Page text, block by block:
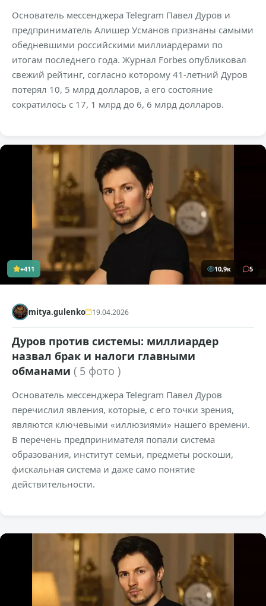
Основатель мессенджера Telegram Павел Дуров и
предприниматель Алишер Усманов признаны самыми
обедневшими российскими миллиардерами по
итогам последнего года. Журнал Forbes опубликовал
свежий рейтинг, согласно которому 41-летний Дуров
потерял 10, 5 млрд долларов, а его состояние
сократилось с 17, 1 млрд до 6, 6 млрд долларов.
+411 10,9к 5
mitya.gulenko 19.04.2026
Дуров против системы: миллиардер
назвал брак и налоги главными
обманами ( 5 фото )
Основатель мессенджера Telegram Павел Дуров
перечислил явления, которые, с его точки зрения,
являются ключевыми «иллюзиями» нашего времени.
В перечень предпринимателя попали система
образования, институт семьи, предметы роскоши,
фискальная система и даже само понятие
действительности.